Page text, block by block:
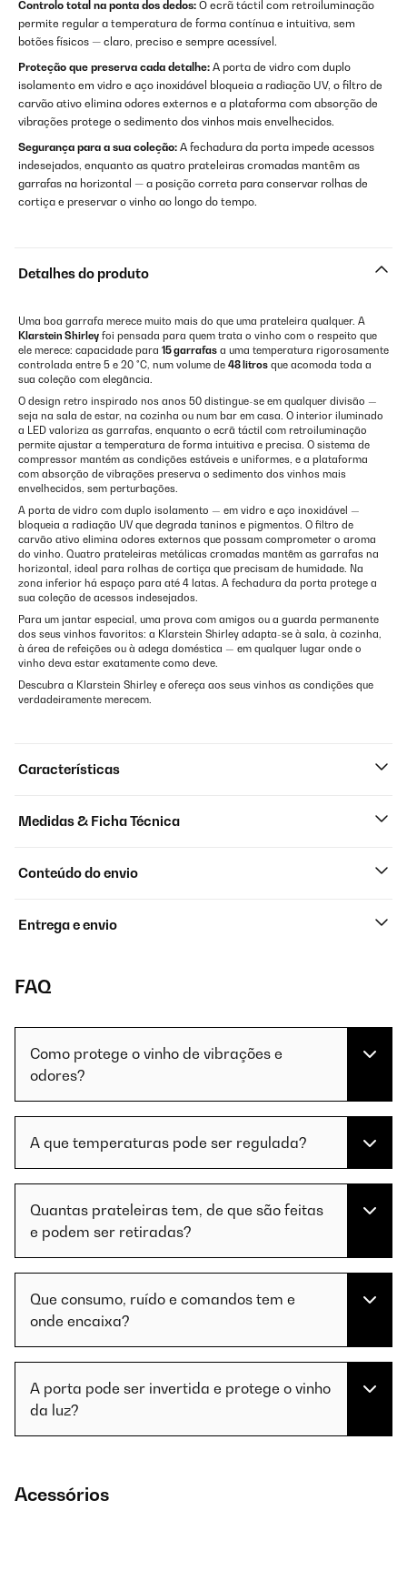
Controlo total na ponta dos dedos: O ecrã táctil com retroiluminação
permite regular a temperatura de forma contínua e intuitiva, sem
botões físicos — claro, preciso e sempre acessível.
Proteção que preserva cada detalhe: A porta de vidro com duplo
isolamento em vidro e aço inoxidável bloqueia a radiação UV, o filtro de
carvão ativo elimina odores externos e a plataforma com absorção de
vibrações protege o sedimento dos vinhos mais envelhecidos.
Segurança para a sua coleção: A fechadura da porta impede acessos
indesejados, enquanto as quatro prateleiras cromadas mantêm as
garrafas na horizontal — a posição correta para conservar rolhas de
cortiça e preservar o vinho ao longo do tempo.
Detalhes do produto
Uma boa garrafa merece muito mais do que uma prateleira qualquer. A
Klarstein Shirley foi pensada para quem trata o vinho com o respeito que
ele merece: capacidade para 15 garrafas a uma temperatura rigorosamente
controlada entre 5 e 20 °C, num volume de 48 litros que acomoda toda a
sua coleção com elegância.
O design retro inspirado nos anos 50 distingue-se em qualquer divisão —
seja na sala de estar, na cozinha ou num bar em casa. O interior iluminado
a LED valoriza as garrafas, enquanto o ecrã táctil com retroiluminação
permite ajustar a temperatura de forma intuitiva e precisa. O sistema de
compressor mantém as condições estáveis e uniformes, e a plataforma
com absorção de vibrações preserva o sedimento dos vinhos mais
envelhecidos, sem perturbações.
A porta de vidro com duplo isolamento — em vidro e aço inoxidável —
bloqueia a radiação UV que degrada taninos e pigmentos. O filtro de
carvão ativo elimina odores externos que possam comprometer o aroma
do vinho. Quatro prateleiras metálicas cromadas mantêm as garrafas na
horizontal, ideal para rolhas de cortiça que precisam de humidade. Na
zona inferior há espaço para até 4 latas. A fechadura da porta protege a
sua coleção de acessos indesejados.
Para um jantar especial, uma prova com amigos ou a guarda permanente
dos seus vinhos favoritos: a Klarstein Shirley adapta-se à sala, à cozinha,
à área de refeições ou à adega doméstica — em qualquer lugar onde o
vinho deva estar exatamente como deve.
Descubra a Klarstein Shirley e ofereça aos seus vinhos as condições que
verdadeiramente merecem.
Características
Medidas & Ficha Técnica
Conteúdo do envio
Entrega e envio
FAQ
Como protege o vinho de vibrações e
odores?
A que temperaturas pode ser regulada?
Quantas prateleiras tem, de que são feitas
e podem ser retiradas?
Que consumo, ruído e comandos tem e
onde encaixa?
A porta pode ser invertida e protege o vinho
da luz?
Acessórios